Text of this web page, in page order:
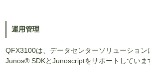
運用管理
QFX3100は、データセンターソリューション
Junos® SDKとJunoscriptをサポートしていま